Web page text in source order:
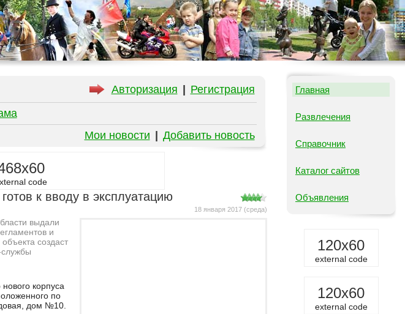
Авторизация Регистрация
Мои новости
Добавить новость
code
к вводу в эксплуатацию
18 января 2017 (среда)
выдали
и
создаст
службы
корпуса
по
дом №10.
Главная
Развлечения
Справочник
Каталог сайтов
Объявления
120x60
external code
120x60
external code